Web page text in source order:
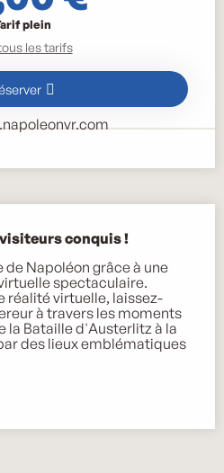
plein
les tarifs
visiteurs conquis !
de Napoléon grâce à une
spectaculaire.
réalité virtuelle, laissez-
à travers les moments
la Bataille d'Austerlitz à la
des lieux emblématiques